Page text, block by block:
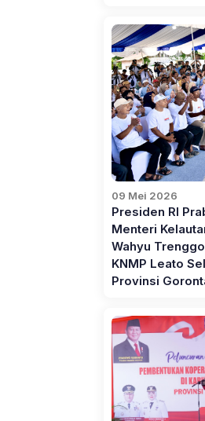
09 Mei 2026
Presiden RI
Menteri
Wahyu
KNMP Leato
Provinsi